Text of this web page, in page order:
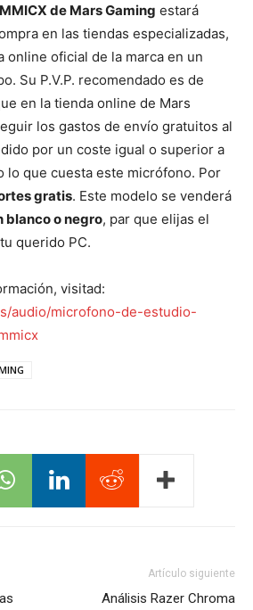
de Mars Gaming estará
en las tiendas especializadas,
online oficial de la marca en un
Su P.V.P. recomendado es de
en la tienda online de Mars
los gastos de envío gratuitos al
por un coste igual o superior a
lo que cuesta este micrófono. Por
gratis. Este modelo se venderá
blanco o negro, par que elijas el
querido PC.
visitad:
audio/microfono-de-estudio-
Artículo siguiente
Análisis Razer Chroma